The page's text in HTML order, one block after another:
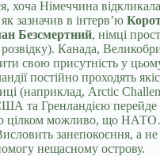
хоча Німеччина відкликала
зазначив в інтерв’ю
Безсмертний, німці
Канада,
свою присутність у
постійно проходять
(наприклад, Arctic
та Гренландією
цілком можливо, що
занепокоєння, а не
нещасному острову.